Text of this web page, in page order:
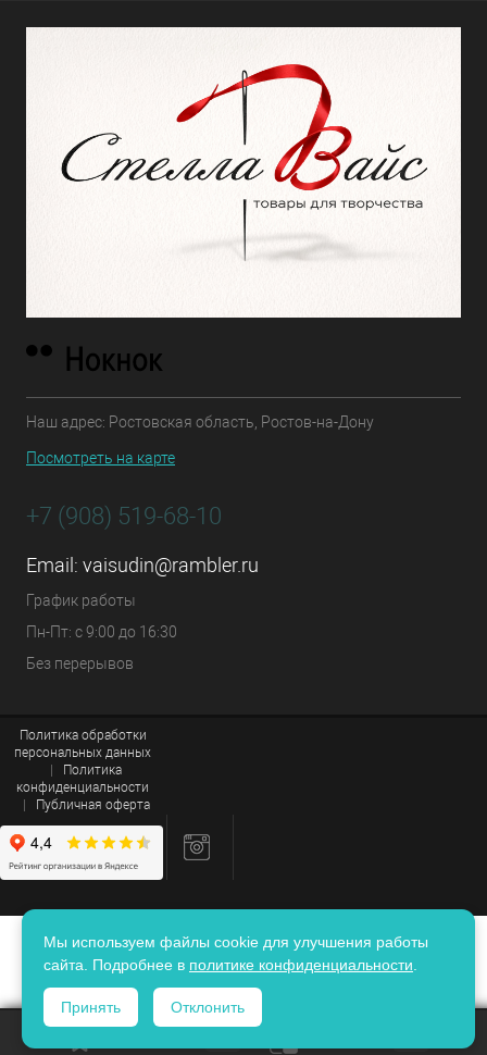
Мы используем файлы cookie для улучшения работы
сайта. Подробнее в политике конфиденциальности
Принять Отклонить
Наш адрес: Ростовская область, Ростов-на-Дону
Посмотреть на карте
+7 (908) 519-68-10
Email: vaisudin@rambler.ru
График работы
Пн-Пт: с 9:00 до 16:30
Без перерывов
Политика обработки
персональных данных
Политика
конфиденциальности
Публичная оферта